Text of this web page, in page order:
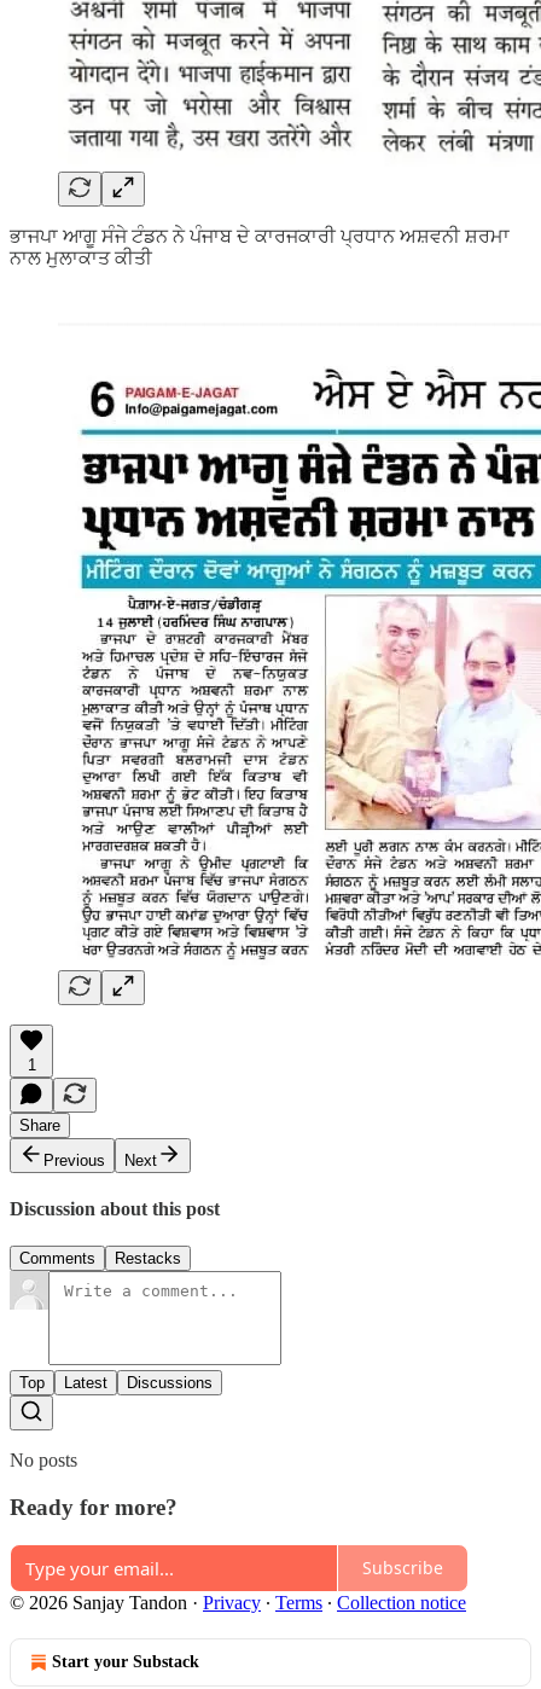
ਭਾਜਪਾ ਆਗੂ ਸੰਜੇ ਟੰਡਨ ਨੇ ਪੰਜਾਬ ਦੇ ਕਾਰਜਕਾਰੀ ਪ੍ਰਧਾਨ ਅਸ਼ਵਨੀ ਸ਼ਰਮਾ
ਨਾਲ ਮੁਲਾਕਾਤ ਕੀਤੀ
1
Share
Previous
Next
Discussion about this post
Comments Restacks
Top Latest Discussions
No posts
Ready for more?
Subscribe
© 2026 Sanjay Tandon · Privacy ∙ Terms ∙ Collection notice
Start your Substack